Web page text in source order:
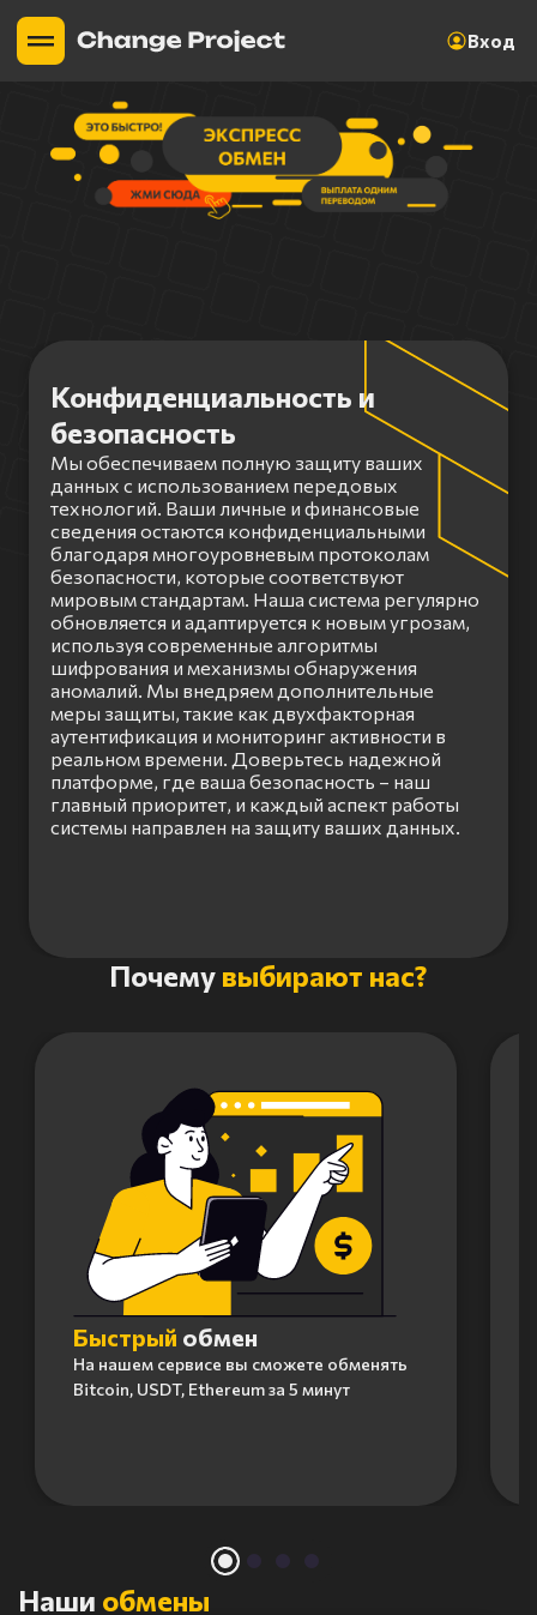
Вход
Конфиденциальность и
безопасность
Мы обеспечиваем полную защиту ваших
данных с использованием передовых
технологий. Ваши личные и финансовые
сведения остаются конфиденциальными
благодаря многоуровневым протоколам
безопасности, которые соответствуют
мировым стандартам. Наша система регулярно
обновляется и адаптируется к новым угрозам,
используя современные алгоритмы
шифрования и механизмы обнаружения
аномалий. Мы внедряем дополнительные
меры защиты, такие как двухфакторная
аутентификация и мониторинг активности в
реальном времени. Доверьтесь надежной
платформе, где ваша безопасность – наш
главный приоритет, и каждый аспект работы
системы направлен на защиту ваших данных.
Почему выбирают нас?
Быстрый обмен
На нашем сервисе вы сможете обменять
Bitcoin, USDT, Ethereum за 5 минут
Наши обмены